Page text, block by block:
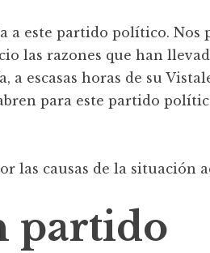
a este partido político. Nos
las razones que han
escasas horas de su
para este partido
las causas de la situación
partido